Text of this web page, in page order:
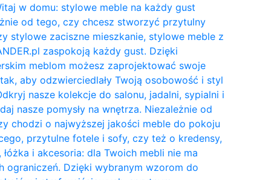
w domu: stylowe meble na każdy gust
od tego, czy chcesz stworzyć przytulny
stylowe zaciszne mieszkanie, stylowe meble z
zaspokoją każdy gust. Dzięki
meblom możesz zaprojektować swoje
aby odzwierciedlały Twoją osobowość i styl
nasze kolekcje do salonu, jadalni, sypialni i
nasze pomysły na wnętrza. Niezależnie od
chodzi o najwyższej jakości meble do pokoju
przytulne fotele i sofy, czy też o kredensy,
i akcesoria: dla Twoich mebli nie ma
ograniczeń. Dzięki wybranym wzorom do